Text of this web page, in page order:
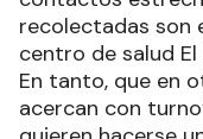
recolectadas son
centro de salud
En tanto, que en
acercan con